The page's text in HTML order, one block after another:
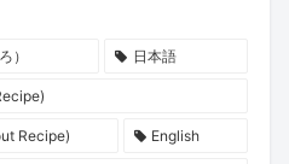
） 日本語
Recipe) English